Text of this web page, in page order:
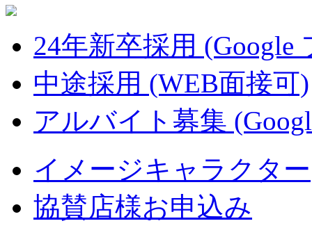
24年新卒採用 (Google
中途採用 (WEB面接可)
アルバイト募集
イメージキャラクター
協賛店様お申込み